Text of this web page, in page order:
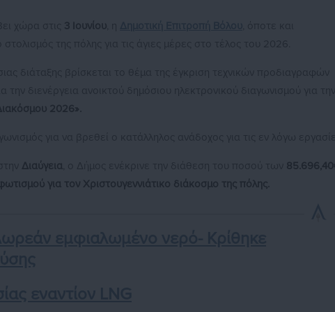
3 Ιουνίου
2026».
Διαύγεια
για τον Χριστουγεννιάτικο διάκοσμο της πόλης.